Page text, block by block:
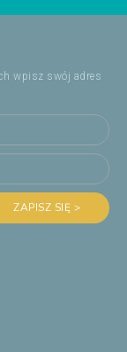
wpisz swój adres
ZAPISZ SIĘ >